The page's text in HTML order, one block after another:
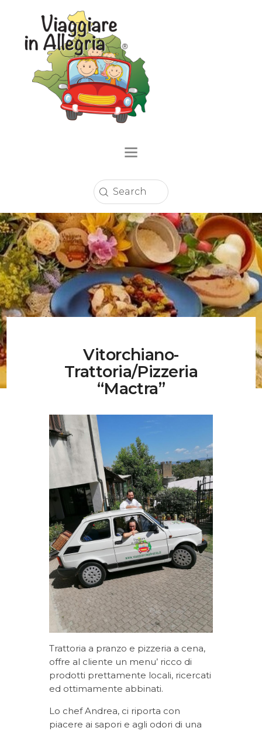
Home
Località
Enogastronomia
Strutture Ricettive
Musei, Palazzi E Ville
Percorsi
Vitorchiano-
Trattoria/Pizzeria
“Mactra”
Trattoria a pranzo e pizzeria a cena,
offre al cliente un menu’ ricco di
prodotti prettamente locali, ricercati
ed ottimamente abbinati.
Lo chef Andrea, ci riporta con
piacere ai sapori e agli odori di una